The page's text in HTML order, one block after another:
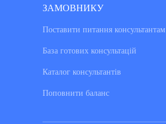
ЗАМОВНИКУ
Поставити питання консультантам
База готових консультацiй
Каталог консультантiв
Поповнити баланс